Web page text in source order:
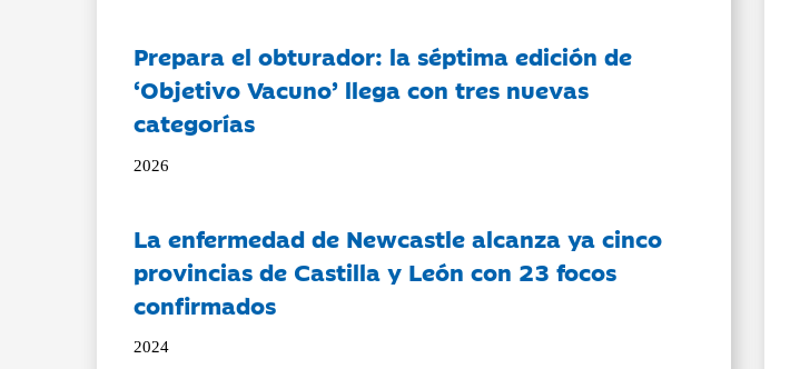
Prepara el obturador: la séptima edición de
‘Objetivo Vacuno’ llega con tres nuevas
categorías
2026
La enfermedad de Newcastle alcanza ya cinco
provincias de Castilla y León con 23 focos
confirmados
2024